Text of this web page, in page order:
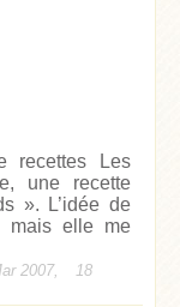
recettes Les
une recette
». L’idée de
mais elle me
2007, 18